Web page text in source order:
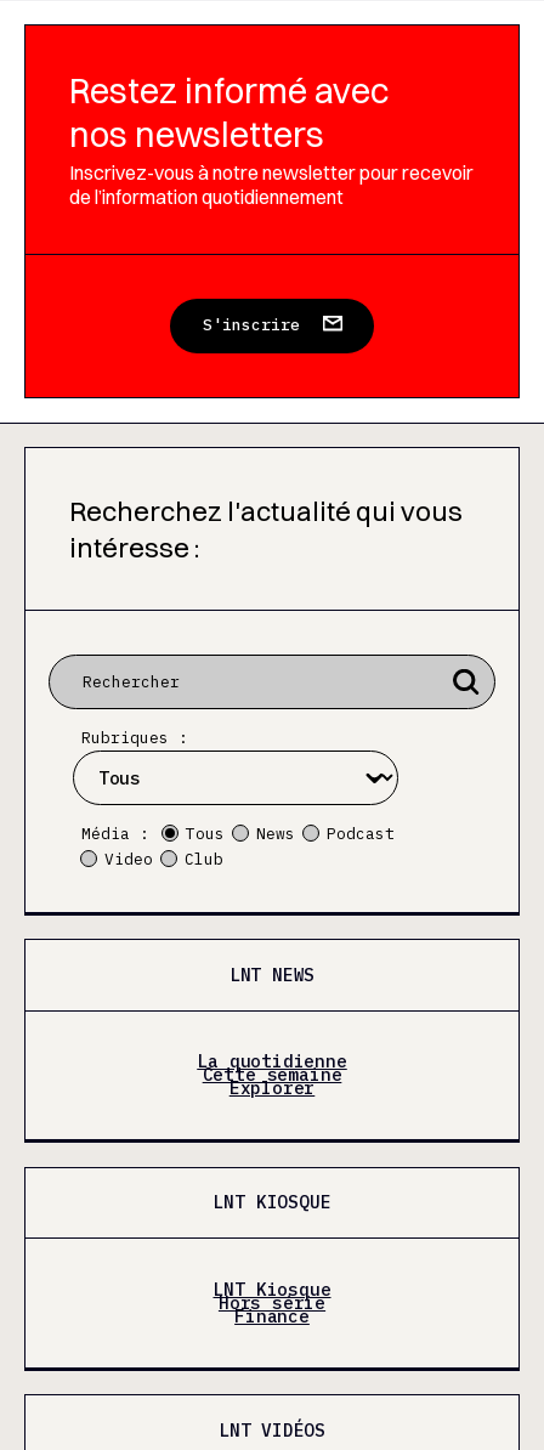
Restez informé avec
nos newsletters
Inscrivez-vous à notre newsletter pour recevoir
de l’information quotidiennement
S'inscrire
Recherchez l'actualité qui vous
intéresse :
Rubriques :
Média : Tous News
Podcast
Video
Club
LNT NEWS
La quotidienne
Cette semaine
Explorer
LNT KIOSQUE
LNT Kiosque
Hors série
Finance
LNT VIDÉOS